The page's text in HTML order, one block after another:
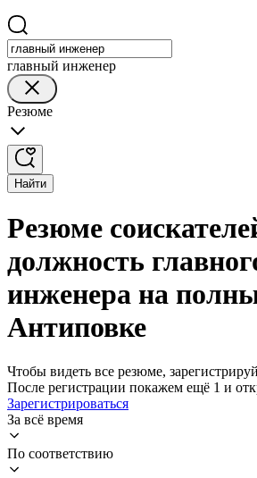
главный инженер
Резюме
Найти
Резюме
должность
инженера на
Антиповке
Чтобы видеть все резюме,
После регистрации покажем ещё 1 и
Зарегистрироваться
За всё время
По соответствию